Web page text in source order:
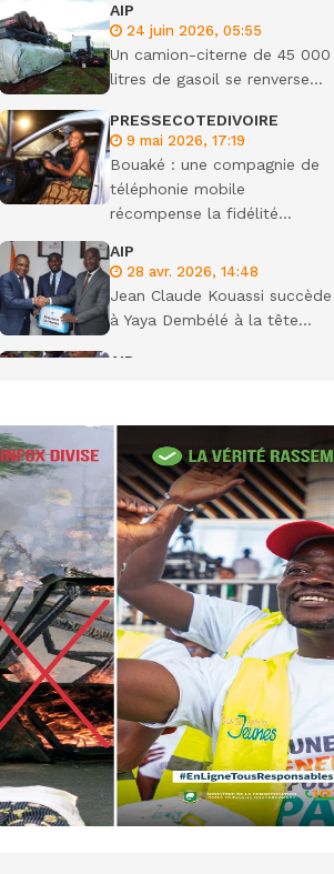
AIP
24 juin 2026, 05:55
Un camion-citerne de 45 000
litres de gasoil se renverse...
PRESSECOTEDIVOIRE
9 mai 2026, 17:19
Bouaké : une compagnie de
téléphonie mobile
récompense la fidélité...
AIP
28 avr. 2026, 14:48
Jean Claude Kouassi succède
à Yaya Dembélé à la tête...
AIP
Sadio Camara tué lors
d’attaques...
AIP
22 avr. 2026, 16:41
Des bureaux ravagés dans un
incendie survenu à la mairie...
AIP
10 avr. 2026, 09:48
Nommé Médiateur de la
République, Gaoussou Touré
prend officiellement fonction
AIP
13 mars 2026, 10:43
Nécrologie : décès de
Guillaume Houphouët-Boigny,
fils du Père fondateur...